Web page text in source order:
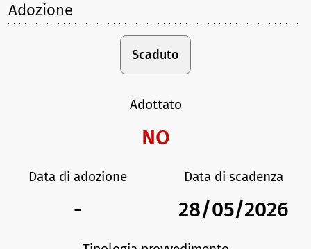
Adozione
Scaduto
Adottato
NO
Data di adozione
-
Data di scadenza
28/05/2026